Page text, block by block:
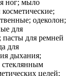
ног; мыло
одеколон;
для
для ремней
для
дыхания;
стеклянным
целей;